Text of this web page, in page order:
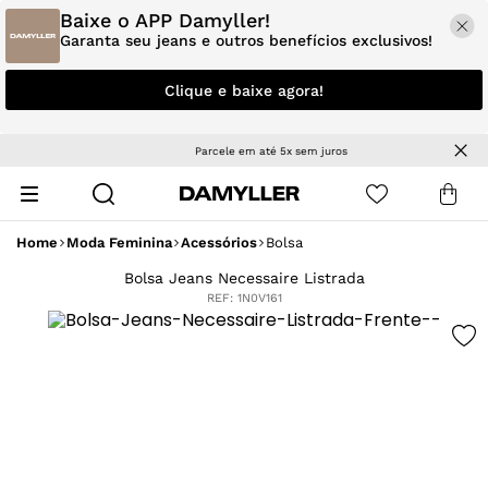
Baixe o APP Damyller!
Garanta seu jeans e outros benefícios exclusivos!
Clique e baixe agora!
Parcele em até 5x sem juros
Home Moda Feminina Acessórios Bolsa
Bolsa Jeans Necessaire Listrada
REF: 1N0V161